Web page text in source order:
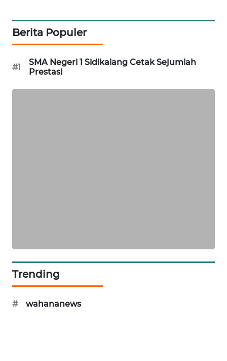
Berita Populer
#1
SMA Negeri 1 Sidikalang Cetak Sejumlah
Prestasi
Trending
# wahananews
FORJASIDA
NEWS
SITUNGIR
METRO
MEDAN
NEWS
METRO